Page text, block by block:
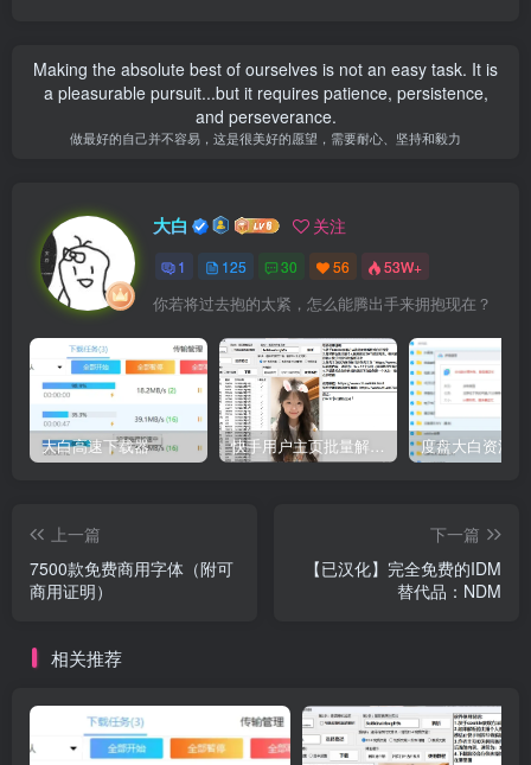
Making the absolute best of ourselves is not an easy task. It is
a pleasurable pursuit...but it requires patience, persistence,
and perseverance.
做最好的自己并不容易，这是很美好的愿望，需要耐心、坚持和毅力
大白 关注
1 125 30 56 53W+
你若将过去抱的太紧，怎么能腾出手来拥抱现在？
大白高速下载器 快手用户主页批量解析工具V2.3
上一篇
7500款免费商用字体（附可
商用证明）
下一篇
【已汉化】完全免费的IDM
替代品：NDM
相关推荐